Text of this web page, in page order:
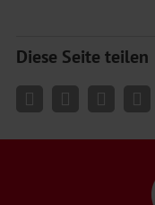
Diese Seite teilen